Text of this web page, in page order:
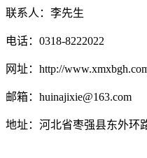
联系人：李先生
电话：0318-8222022
网址：http://
邮箱：huinajixie@163.com
地址：河北省枣强县东外环